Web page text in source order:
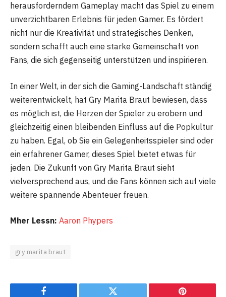
herausforderndem Gameplay macht das Spiel zu einem
unverzichtbaren Erlebnis für jeden Gamer. Es fördert
nicht nur die Kreativität und strategisches Denken,
sondern schafft auch eine starke Gemeinschaft von
Fans, die sich gegenseitig unterstützen und inspirieren.
In einer Welt, in der sich die Gaming-Landschaft ständig
weiterentwickelt, hat Gry Marita Braut bewiesen, dass
es möglich ist, die Herzen der Spieler zu erobern und
gleichzeitig einen bleibenden Einfluss auf die Popkultur
zu haben. Egal, ob Sie ein Gelegenheitsspieler sind oder
ein erfahrener Gamer, dieses Spiel bietet etwas für
jeden. Die Zukunft von Gry Marita Braut sieht
vielversprechend aus, und die Fans können sich auf viele
weitere spannende Abenteuer freuen.
Mher Lessn: Aaron Phypers
gry marita braut